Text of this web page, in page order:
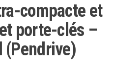
compacte et
porte-clés –
(Pendrive)